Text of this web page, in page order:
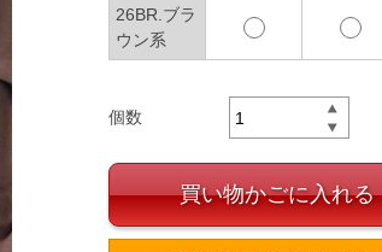
26BR.ブラ
ウン系
個数
買い物かごに入れる